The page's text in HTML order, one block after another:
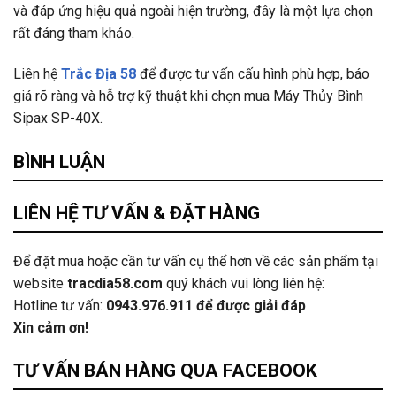
và đáp ứng hiệu quả ngoài hiện trường, đây là một lựa chọn
rất đáng tham khảo.
Liên hệ Trắc Địa 58 để được tư vấn cấu hình phù hợp, báo
giá rõ ràng và hỗ trợ kỹ thuật khi chọn mua Máy Thủy Bình
Sipax SP-40X.
BÌNH LUẬN
LIÊN HỆ TƯ VẤN & ĐẶT HÀNG
Để đặt mua hoặc cần tư vấn cụ thể hơn về các sản phẩm tại
website tracdia58.com quý khách vui lòng liên hệ:
Hotline tư vấn: 0943.976.911 để được giải đáp
Xin cảm ơn!
TƯ VẤN BÁN HÀNG QUA FACEBOOK